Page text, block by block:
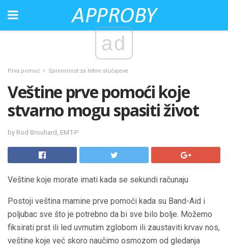
ad
Prva pomoć Spremnost za hitne slučajeve
Veštine prve pomoći koje
stvarno mogu spasiti život
by Rod Brouhard, EMT-P
Veštine koje morate imati kada se sekundi računaju
Postoji veština mamine prve pomoći kada su Band-Aid i
poljubac sve što je potrebno da bi sve bilo bolje. Možemo
fiksirati prst ili led uvrnutim zglobom ili zaustaviti krvav nos,
veštine koje već skoro naučimo osmozom od gledanja